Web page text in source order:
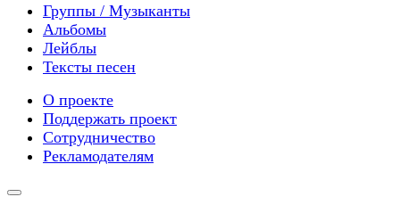
Группы / Музыканты
Альбомы
Лейблы
Тексты песен
О проекте
Поддержать проект
Сотрудничество
Рекламодателям